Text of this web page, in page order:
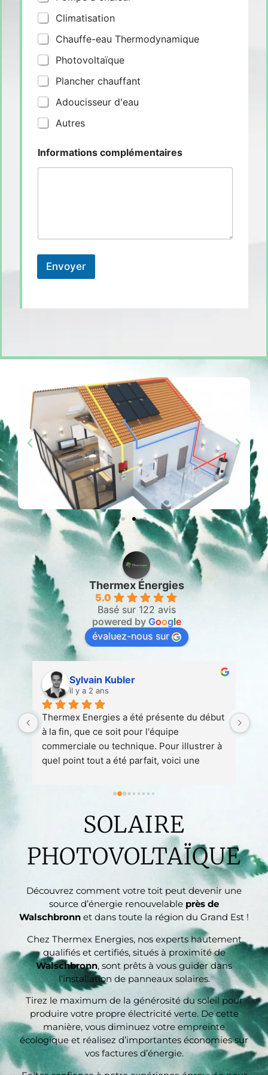
Climatisation
Chauffe-eau Thermodynamique
Photovoltaïque
Plancher chauffant
Adoucisseur d'eau
Autres
Informations complémentaires
Envoyer
Thermex Énergies
5.0
Basé sur 122 avis
powered by Google
évaluez-nous sur
Sylvain Kubler
il y a 2 ans
Thermex Energies a été présente du début
à la fin, que ce soit pour l'équipe
commerciale ou technique. Pour illustrer à
quel point tout a été parfait, voici une
contrat avec Thermex en août 2023 en vue
prévue pour avril/mai 2024.1. Début
décembre, nous avons rencontré un
problème avec notre chaudière
(intoxication au monoxyde) nécessitant
chauffage et d'eau chaude pendant plus de
2 mois. Dès le début, Thermex s'est
montrée disponible en proposant de nous
prêter gratuitement des convecteurs
électriques.3. Thermex a fait tout son
possible pour avancer la date des travaux
au maximum (intervention prévue le 20
janvier au lieu d'avril/mai).4. L'équipe
technique, dirigée par Mike, a été
exemplaire : aimable, respectueuse,
efficace et très claire dans ses
explications. Ils ont retiré tous les circuits
d'eau devenus inutiles et ont réalisé un
SOLAIRE
PHOTOVOLTAÏQUE
Découvrez comment votre toit peut devenir une
source d’énergie renouvelable près de
Walschbronn et dans toute la région du Grand Est !
Chez Thermex Energies, nos experts hautement
qualifiés et certifiés, situés à proximité de
Walschbronn, sont prêts à vous guider dans
l’installation de panneaux solaires.
Tirez le maximum de la générosité du soleil pour
produire votre propre électricité verte. De cette
manière, vous diminuez votre empreinte
écologique et réalisez d’importantes économies sur
vos factures d’énergie.